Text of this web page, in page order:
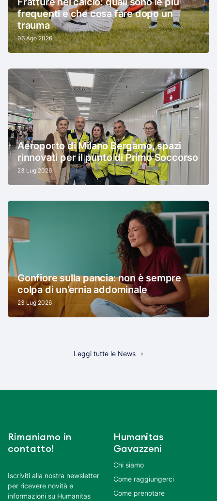
frequenti e che cosa fare dopo un
trauma
06 Ago 2026
Aeroporto di Milano Bergamo, spazi
rinnovati per il punto di Primo Soccorso
23 Lug 2026
Gonfiore sulla pancia: non è sempre
colpa di un’ernia addominale
23 Lug 2026
Leggi tutte le News
Rimaniamo in
contatto!
Iscriviti alla nostra newsletter
per ricevere novità e
informazioni su Humanitas
Humanitas
Gavazzeni
Chi siamo
Come raggiungerci
Come prenotare